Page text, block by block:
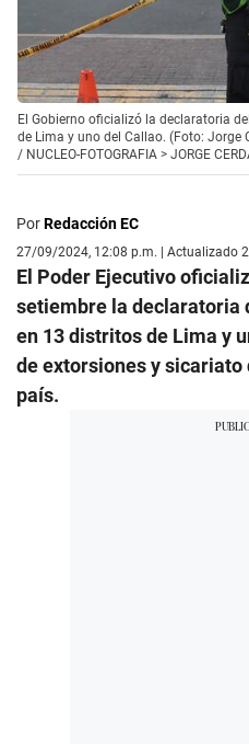
El Gobierno oficializó la declaratoria
de Lima y uno del Callao. (Foto: Jorge
/ NUCLEO-FOTOGRAFIA > JORGE
PorRedacción EC
27/09/2024, 12:08 p.m. | Actualizado
El Poder Ejecutivo
setiembre la declaratoria
en 13 distritos de Lima y
de extorsiones y sicariato
país.